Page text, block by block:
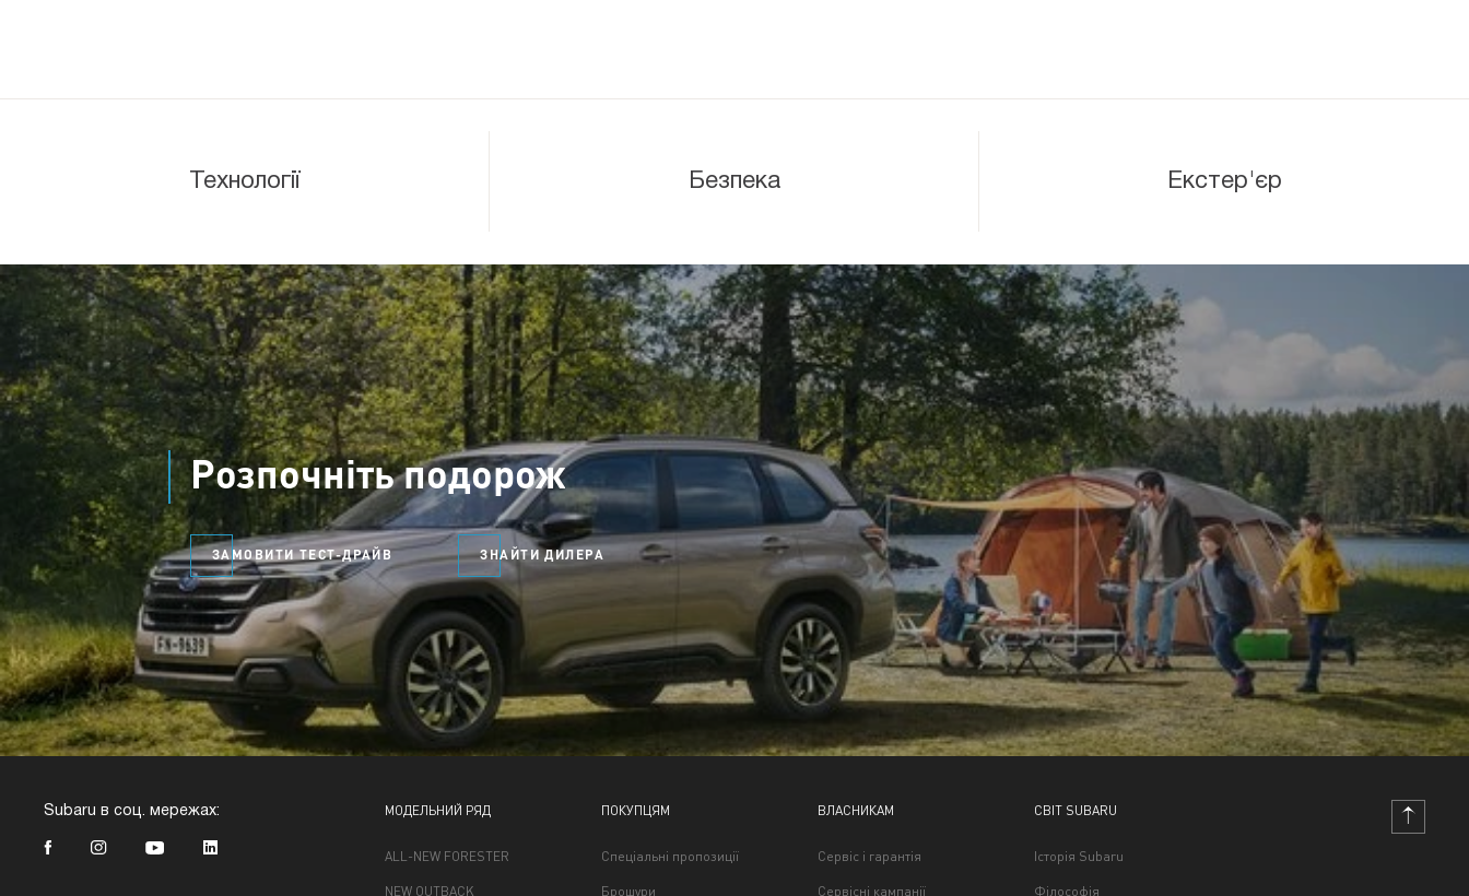
Технології Безпека Екстер'єр
Розпочніть подорож
ЗАМОВИТИ ТЕСТ-ДРАЙВ ЗНАЙТИ ДИЛЕРА
Subaru в соц. мережах: МОДЕЛЬНИЙ РЯД
ALL-NEW FORESTER
NEW OUTBACK
ПОКУПЦЯМ
Спеціальні пропозиції
Брошури
ВЛАСНИКАМ
Сервіс і гарантія
Сервісні кампанії
СВІТ SUBARU
Історія Subaru
Філософія